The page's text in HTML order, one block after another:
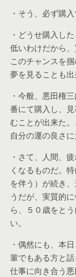
・そう、必ず購
・どうせ購入し
低いわけだから、
このチャンスを
夢を見ることも出
・今般、悪田権
番にて購入し、
むことが出来た
自分の運の良さに
・さて、人間、
くなるものだ。
を伴う）が続き
うだが、実質的
ら、５０歳をと
い。
・偶然にも、本
輩でもある方と
仕事に向き合う悪